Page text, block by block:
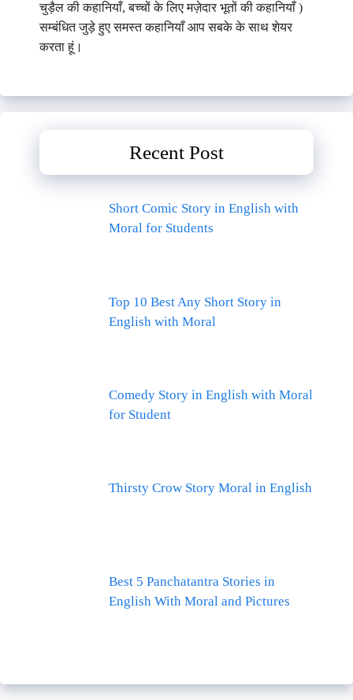
चुड़ैल की कहानियाँ, बच्चों के लिए मज़ेदार भूतों की कहानियाँ )
सम्बंधित जुड़े हुए समस्त कहानियाँ आप सबके के साथ शेयर
करता हूं।
Recent Post
Short Comic Story in English with
Moral for Students
Top 10 Best Any Short Story in
English with Moral
Comedy Story in English with Moral
for Student
Thirsty Crow Story Moral in English
Best 5 Panchatantra Stories in
English With Moral and Pictures